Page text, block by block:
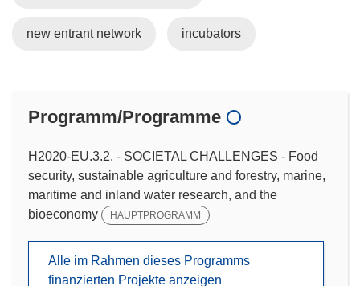
new entrant network incubators
Programm/Programme
H2020-EU.3.2. - SOCIETAL CHALLENGES - Food
security, sustainable agriculture and forestry, marine,
maritime and inland water research, and the
bioeconomy
HAUPTPROGRAMM
Alle im Rahmen dieses Programms
finanzierten Projekte anzeigen